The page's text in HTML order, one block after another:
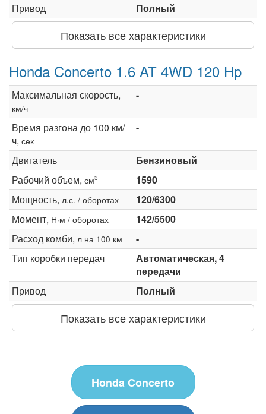
Привод
Полный
Показать все характеристики
Honda Concerto 1.6 AT 4WD 120 Hp
Максимальная скорость,
км/ч
-
Время разгона до 100 км/
ч, сек
-
Двигатель
Бензиновый
Рабочий объем, см3
1590
Мощность, л.с. / оборотах
120/6300
Момент, Н·м / оборотах
142/5500
Расход комби, л на 100 км
-
Тип коробки передач
Автоматическая, 4
передачи
Привод
Полный
Показать все характеристики
Honda Concerto